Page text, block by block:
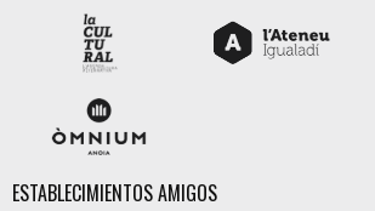
ESTABLECIMIENTOS AMIGOS